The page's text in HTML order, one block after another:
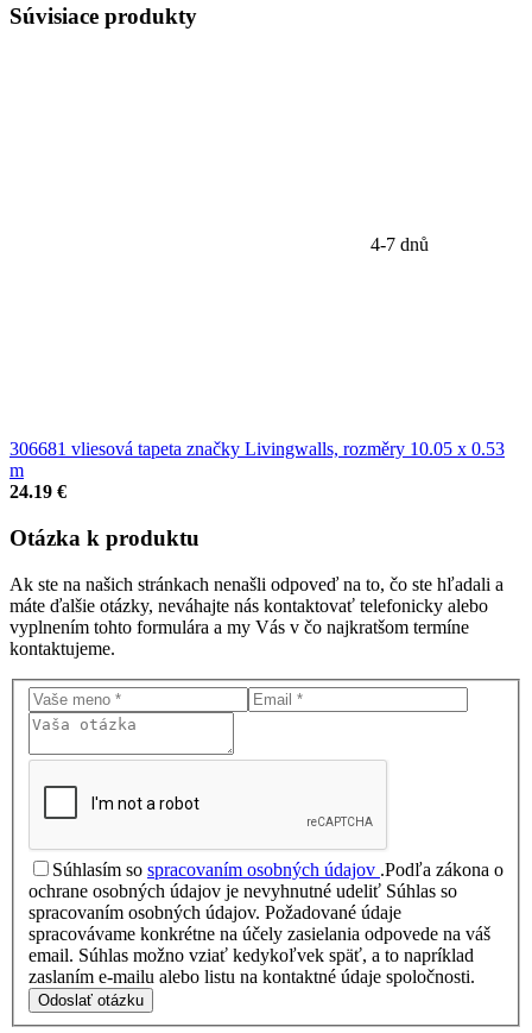
Súvisiace produkty
4-7 dnů
306681 vliesová tapeta značky Livingwalls, rozměry 10.05 x 0.53
m
24.19 €
Otázka k produktu
Ak ste na našich stránkach nenašli odpoveď na to, čo ste hľadali a
máte ďalšie otázky, neváhajte nás kontaktovať telefonicky alebo
vyplnením tohto formulára a my Vás v čo najkratšom termíne
kontaktujeme.
Súhlasím so spracovaním osobných údajov .Podľa zákona o
ochrane osobných údajov je nevyhnutné udeliť Súhlas so
spracovaním osobných údajov. Požadované údaje
spracovávame konkrétne na účely zasielania odpovede na váš
email. Súhlas možno vziať kedykoľvek späť, a to napríklad
zaslaním e-mailu alebo listu na kontaktné údaje spoločnosti.
Odoslať otázku